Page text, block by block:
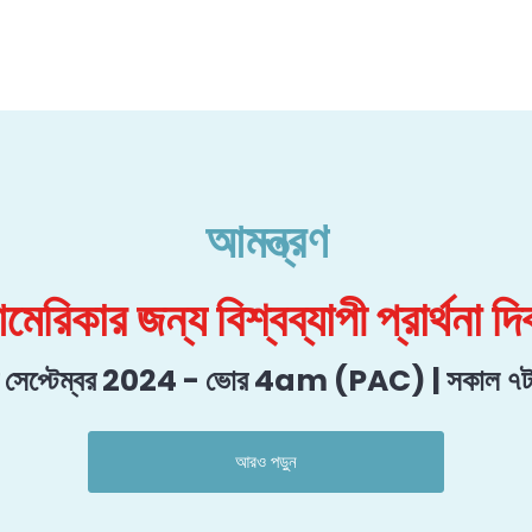
আমন্ত্রণ
জন্য বিশ্বব্যাপী প্রার্থনা
সেপ্টেম্বর 2024 - ভোর 4am (PAC) | সকাল
আরও পড়ুন